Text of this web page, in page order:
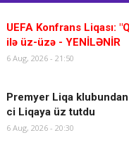
UEFA Konfrans Liqası:
ilə üz-üzə - YENİLƏNİR
6 Aug, 2026 - 21:50
Premyer Liqa klubundan
ci Liqaya üz tutdu
6 Aug, 2026 - 20:30